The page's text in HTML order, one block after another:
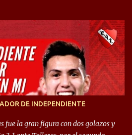
juega muy dinámico y me gusta
de jugar mía y eso también
siento mejor por izquierda, pero me
sin problemas por derecha
por izquierda es diferente. A mi
tengo mas posibilidades de
yo soy un hombre que pica mucho y
Sobre lo que le pide el DT,
DE INDEPENDIENTE
fue la gran figura con dos golazos y